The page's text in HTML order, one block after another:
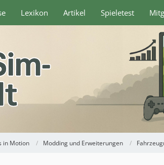
Lexikon Artikel Spieletest
in Motion Modding und Erweiterungen